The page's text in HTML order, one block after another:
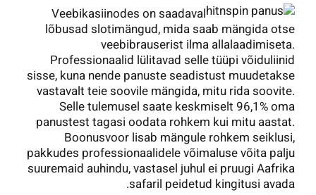
Veebikasiinodes on saadaval
lõbusad slotimängud, mida saab mängida otse
veebibrauserist ilma allalaadimiseta.
Professionaalid lülitavad selle tüüpi võiduliinid
sisse, kuna nende panuste seadistust muudetakse
vastavalt teie soovile mängida, mitu rida soovite.
Selle tulemusel saate keskmiselt 96,1% oma
panustest tagasi oodata rohkem kui mitu aastat.
Boonusvoor lisab mängule rohkem seiklusi,
pakkudes professionaalidele võimaluse võita palju
suuremaid auhindu, vastasel juhul ei pruugi Aafrika
safaril peidetud kingitusi avada.